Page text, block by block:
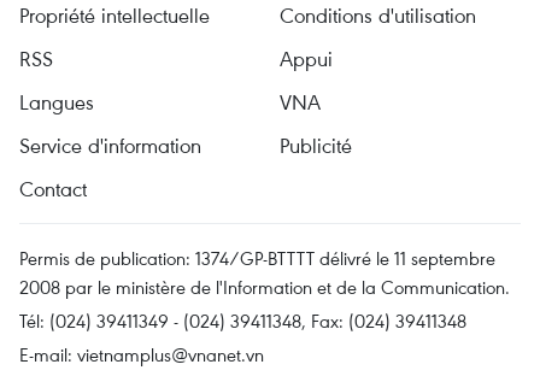
Propriété intellectuelle
Conditions d'utilisation
RSS
Appui
Langues
VNA
Service d'information
Publicité
Contact
Permis de publication: 1374/GP-BTTTT délivré le 11 septembre
2008 par le ministère de l'Information et de la Communication.
Tél: (024) 39411349 - (024) 39411348, Fax: (024) 39411348
E-mail: vietnamplus@vnanet.vn